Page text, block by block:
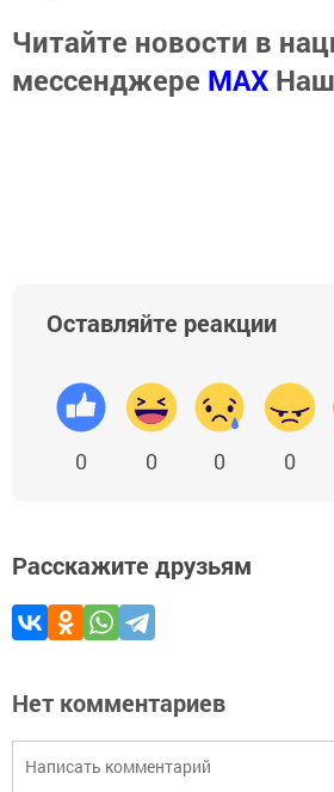
Читайте новости в
мессенджере MАХ
Оставляйте реакции
0 0 0 0
Расскажите друзьям
Нет комментариев